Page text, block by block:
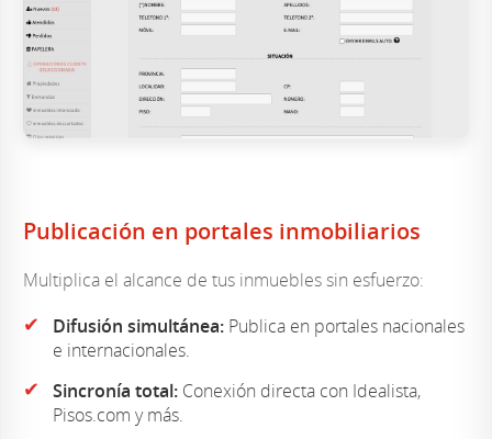
Publicación en portales inmobiliarios
Multiplica el alcance de tus inmuebles sin esfuerzo:
✔ Difusión simultánea: Publica en portales nacionales
e internacionales.
✔ Sincronía total: Conexión directa con Idealista,
Pisos.com y más.